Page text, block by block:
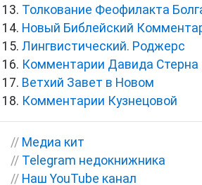
Толкование Феофилакта
Новый Библейский
Лингвистический. Роджерс
Комментарии Давида Стерна
Ветхий Завет в Новом
Комментарии Кузнецовой
// Медиа кит
// Telegram недокнижника
// Наш YouTube канал